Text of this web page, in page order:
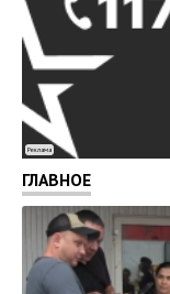
Реклама
ГЛАВНОЕ